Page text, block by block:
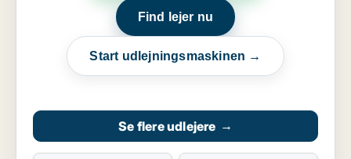
Find lejer nu
Start udlejningsmaskinen →
Se flere udlejere →